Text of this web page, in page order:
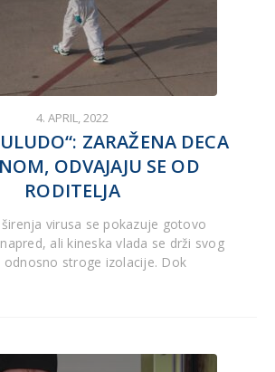
4. APRIL, 2022
ZARAŽENA DECA
ODVAJAJU SE OD
RODITELJA
virusa se pokazuje gotovo
ali kineska vlada se drži svog
odnosno stroge izolacije. Dok